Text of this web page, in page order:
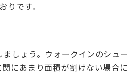
です。
しょう。ウォークインのシュ
にあまり面積が割けない場合に